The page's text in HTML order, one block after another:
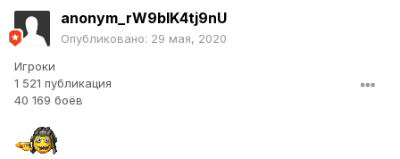
anonym_rW9bIK4tj9nU
Опубликовано: 29 мая, 2020
Игроки
1 521 публикация
40 169 боёв